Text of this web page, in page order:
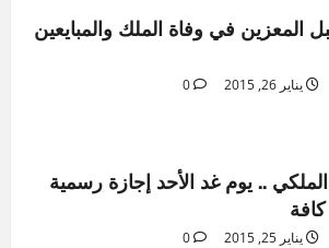
المعزين في وفاة الملك والمبايعين
يناير 26, 2015 0
.. يوم غد الأحد إجازة رسمية
يناير 25, 2015 0